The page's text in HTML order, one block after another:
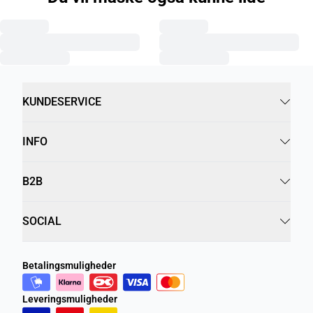
KUNDESERVICE
INFO
B2B
SOCIAL
Betalingsmuligheder
Leveringsmuligheder